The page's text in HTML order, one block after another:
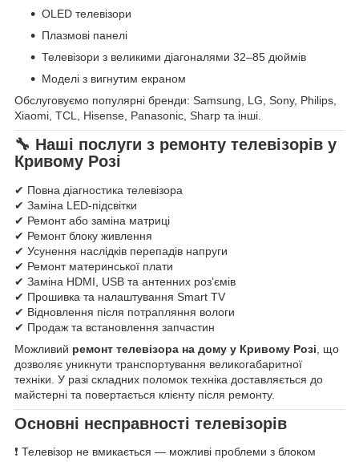
OLED телевізори
Плазмові панелі
Телевізори з великими діагоналями 32–85 дюймів
Моделі з вигнутим екраном
Обслуговуємо популярні бренди: Samsung, LG, Sony, Philips,
Xiaomi, TCL, Hisense, Panasonic, Sharp та інші.
🔧 Наші послуги з ремонту телевізорів у
Кривому Розі
✔ Повна діагностика телевізора
✔ Заміна LED-підсвітки
✔ Ремонт або заміна матриці
✔ Ремонт блоку живлення
✔ Усунення наслідків перепадів напруги
✔ Ремонт материнської плати
✔ Заміна HDMI, USB та антенних роз’ємів
✔ Прошивка та налаштування Smart TV
✔ Відновлення після потрапляння вологи
✔ Продаж та встановлення запчастин
Можливий ремонт телевізора на дому у Кривому Розі , що
дозволяє уникнути транспортування великогабаритної
техніки. У разі складних поломок техніка доставляється до
майстерні та повертається клієнту після ремонту.
Основні несправності телевізорів
❗ Телевізор не вмикається — можливі проблеми з блоком